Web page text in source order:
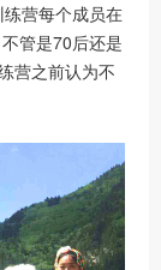
营每个成员在
管是70后还是
营之前认为不